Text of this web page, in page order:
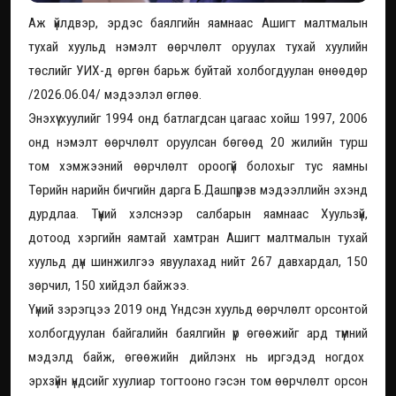
Аж үйлдвэр, эрдэс баялгийн яамнаас Ашигт малтмалын
тухай хуульд нэмэлт өөрчлөлт оруулах тухай хуулийн
төслийг УИХ-д өргөн барьж буйтай холбогдуулан өнөөдөр
/2026.06.04/ мэдээлэл өглөө.
Энэхүү хуулийг 1994 онд батлагдсан цагаас хойш 1997, 2006
онд нэмэлт өөрчлөлт оруулсан бөгөөд 20 жилийн турш
том хэмжээний өөрчлөлт ороогүй болохыг тус яамны
Төрийн нарийн бичгийн дарга Б.Дашпүрэв мэдээллийн эхэнд
дурдлаа. Түүний хэлснээр салбарын яамнаас Хуульзүй,
дотоод хэргийн яамтай хамтран Ашигт малтмалын тухай
хуульд дүн шинжилгээ явуулахад нийт 267 давхардал, 150
зөрчил, 150 хийдэл байжээ.
Үүний зэрэгцээ 2019 онд Үндсэн хуульд өөрчлөлт орсонтой
холбогдуулан байгалийн баялгийн үр өгөөжийг ард түмний
мэдэлд байж, өгөөжийн дийлэнх нь иргэдэд ногдох
эрхзүйн үндсийг хуулиар тогтооно гэсэн том өөрчлөлт орсон